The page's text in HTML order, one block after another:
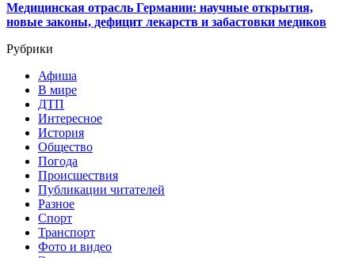
Медицинская отрасль Германии: научные открытия,
новые законы, дефицит лекарств и забастовки медиков
Рубрики
Афиша
В мире
ДТП
Интересное
История
Общество
Погода
Происшествия
Публикации читателей
Разное
Спорт
Транспорт
Фото и видео